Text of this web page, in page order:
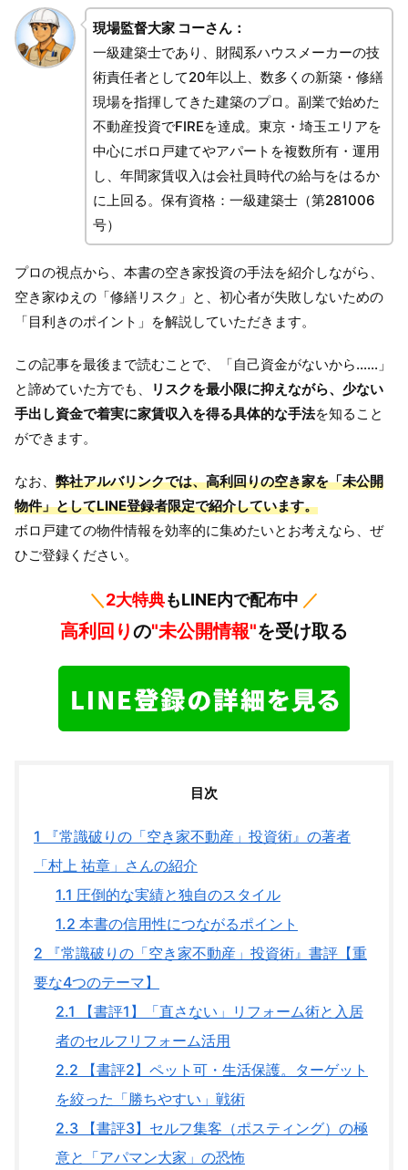
現場監督大家 コーさん：
一級建築士であり、財閥系ハウスメーカーの技
術責任者として20年以上、数多くの新築・修繕
現場を指揮してきた建築のプロ。副業で始めた
不動産投資でFIREを達成。東京・埼玉エリアを
中心にボロ戸建てやアパートを複数所有・運用
し、年間家賃収入は会社員時代の給与をはるか
に上回る。保有資格：一級建築士（第281006
号）
プロの視点から、本書の空き家投資の手法を紹介しながら、
空き家ゆえの「修繕リスク」と、初心者が失敗しないための
「目利きのポイント」を解説していただきます。
この記事を最後まで読むことで、「自己資金がないから……」
と諦めていた方でも、
リスクを最小限に抑えながら、少ない
手出し資金で着実に家賃収入を得る具体的な手法を知ること
ができます。
なお、 弊社アルバリンクでは、高利回りの空き家を「未公開
物件」としてLINE登録者限定で紹介しています。
ボロ戸建ての物件情報を効率的に集めたいとお考えなら、ぜ
ひご登録ください。
＼2大特典もLINE内で配布中 ／
高利回りの"未公開情報"を受け取る
目次
1 『常識破りの「空き家不動産」投資術』の著者
「村上 祐章」さんの紹介
1.1 圧倒的な実績と独自のスタイル
1.2 本書の信用性につながるポイント
2 『常識破りの「空き家不動産」投資術』書評【重
要な4つのテーマ】
2.1 【書評1】「直さない」リフォーム術と入居
者のセルフリフォーム活用
2.2 【書評2】ペット可・生活保護。ターゲット
を絞った「勝ちやすい」戦術
2.3 【書評3】セルフ集客（ポスティング）の極
意と「アパマン大家」の恐怖